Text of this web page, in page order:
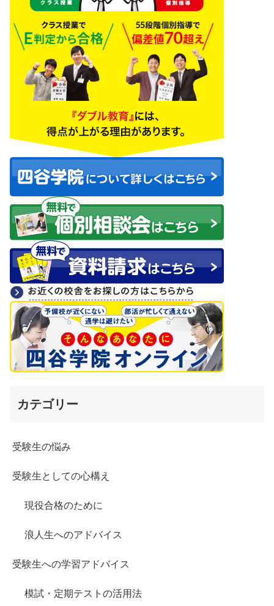
カテゴリー
受験生の悩み
受験生としての心構え
現役合格のために
浪人生へのアドバイス
受験生への学習アドバイス
模試・定期テストの活用法